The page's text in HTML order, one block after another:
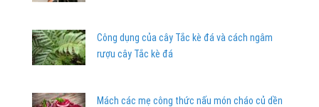
Công dụng của cây Tắc kè đá và cách ngâm
rượu cây Tắc kè đá
Mách các mẹ công thức nấu món cháo củ dền